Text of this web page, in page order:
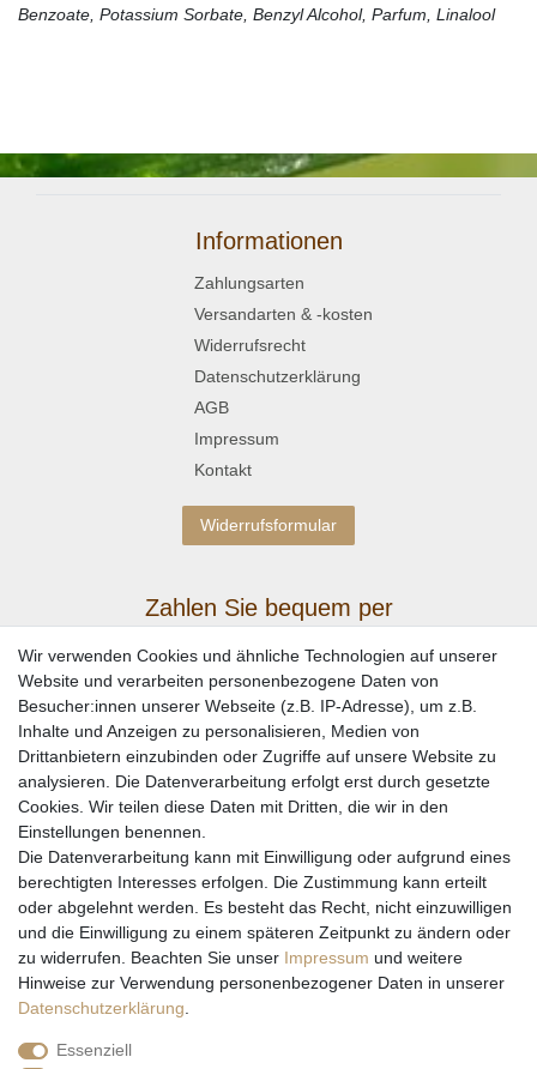
Benzoate, Potassium Sorbate, Benzyl Alcohol, Parfum, Linalool
Informationen
Zahlungsarten
Versandarten & -kosten
Widerrufsrecht
Datenschutzerklärung
AGB
Impressum
Kontakt
Widerrufsformular
Zahlen Sie bequem per
Wir versenden mit
Wir verwenden Cookies und ähnliche Technologien auf unserer
Website und verarbeiten personenbezogene Daten von
Besucher:innen unserer Webseite (z.B. IP-Adresse), um z.B.
Inhalte und Anzeigen zu personalisieren, Medien von
Drittanbietern einzubinden oder Zugriffe auf unsere Website zu
analysieren. Die Datenverarbeitung erfolgt erst durch gesetzte
Cookies. Wir teilen diese Daten mit Dritten, die wir in den
Einstellungen benennen.
Die Datenverarbeitung kann mit Einwilligung oder aufgrund eines
berechtigten Interesses erfolgen. Die Zustimmung kann erteilt
oder abgelehnt werden. Es besteht das Recht, nicht einzuwilligen
und die Einwilligung zu einem späteren Zeitpunkt zu ändern oder
zu widerrufen. Beachten Sie unser Impressum und weitere
Hinweise zur Verwendung personenbezogener Daten in unserer
Daten­schutz­erklärung
Essenziell